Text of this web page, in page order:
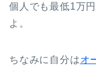
個人でも最低1万
よ。
ちなみに自分はオ